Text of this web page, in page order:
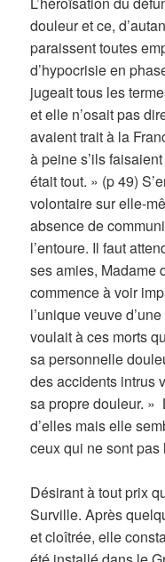
douleur et ce,
paraissent toutes
d’hypocrisie en
jugeait tous les
et elle n’osait pas
avaient trait à la
à peine s’ils
était tout. » (p 49)
volontaire sur elle-
absence de
l’entoure. Il faut
ses amies, Madame
commence à voir
l’unique veuve
voulait à ces morts
sa personnelle
des accidents intrus
sa propre douleur. »
d’elles mais elle
ceux qui ne sont pas
Désirant à tout prix
Surville. Après
et cloîtrée, elle